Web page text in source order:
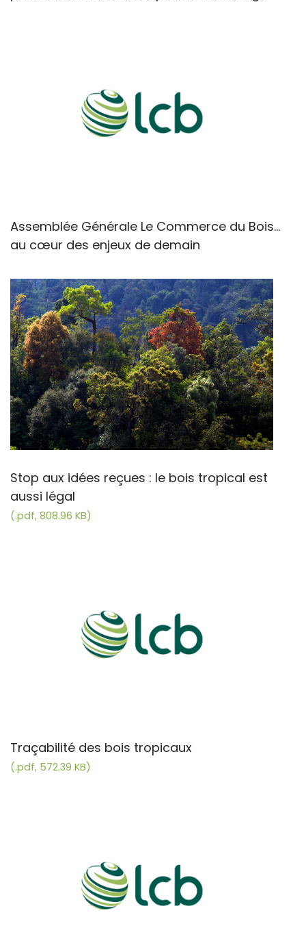
Assemblée Générale Le Commerce du Bois...
au cœur des enjeux de demain
Stop aux idées reçues : le bois tropical est
aussi légal
(.pdf, 808.96 KB)
Traçabilité des bois tropicaux
(.pdf, 572.39 KB)